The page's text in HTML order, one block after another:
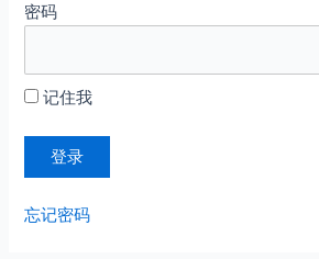
密码
记住我
忘记密码